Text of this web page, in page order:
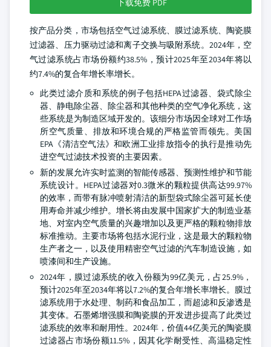
下载免费 PDF
按产品分类，市场包括空气过滤系统、膜过滤系统、陶瓷膜
过滤器、压力驱动过滤和离子交换与吸附系统。2024年，空
气过滤系统占市场份额约38.5%，预计2025年至2034年将以
约7.4%的复合年增长率增长。
此类过滤介质和系统的例子包括HEPA过滤器、袋式除尘
器、静电除尘器、除尘器和其他种类的空气净化系统，这
些系统是为制造区域开发的。该细分市场因全球对工作场
所空气质量、排放和环境合规的严格监管而领先。美国
EPA《清洁空气法》和欧洲工业排放指令的执行是推动先
进空气过滤技术投资的主要因素。
新的发展允许实时监测的智能传感器、预测性维护和节能
系统设计。HEPA过滤器对0.3微米的颗粒提供高达99.97%
的效率，而带有脉冲喷射清洁的新型袋式除尘器可延长使
用寿命并减少维护。增长将由发展中国家扩大的制造业基
地、对室内空气质量的兴趣增加以及更严格的颗粒物排放
标准推动。主要市场将包括水泥行业，这是最大的颗粒物
生产者之一，以及使用精密空气过滤的汽车制造设施，如
喷漆间和生产设施。
2024年，膜过滤系统的收入份额为99亿美元，占25.9%，
预计2025年至2034年将以7.2%的复合年增长率增长。膜过
滤系统用于水处理、制药和食品加工，而超滤和反渗透是
其变体。石墨烯增强膜和陶瓷膜的开发进步提高了此类过
滤系统的效率和耐用性。2024年，价值44亿美元的陶瓷膜
过滤器占市场份额11.5%，因其化学耐受性、高温稳定性